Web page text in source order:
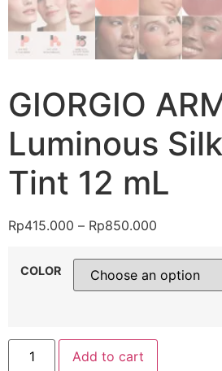
GIORGIO
Luminous
Tint 12 mL
Rp415.000 – Rp850.000
COLOR
Add to cart